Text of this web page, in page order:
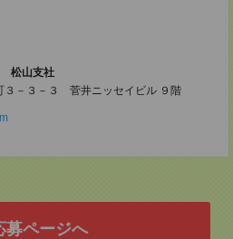
松山支社
３－３－３ 菅井ニッセイビル ９階
募ページへ